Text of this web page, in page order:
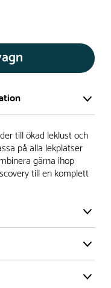
efter beställning.
ska få en produkt
och därför förkortat
trä som kan
Boulder Rocks,
rutschar,
mera.
som
till ökad leklust och
på alla lekplatser
gärna ihop
till en komplett